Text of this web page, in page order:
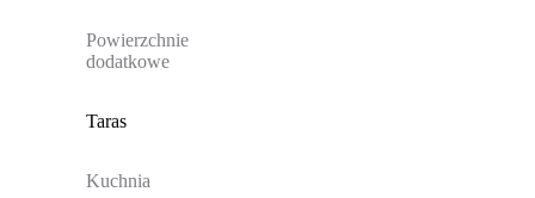
Powierzchnie
dodatkowe
Taras
Kuchnia